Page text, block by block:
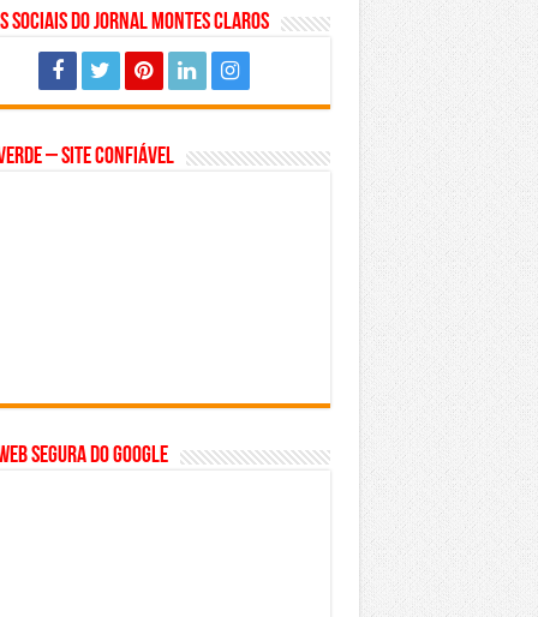
Sociais do Jornal Montes Claros
– Site Confiável
SEGURA do GOOGLE